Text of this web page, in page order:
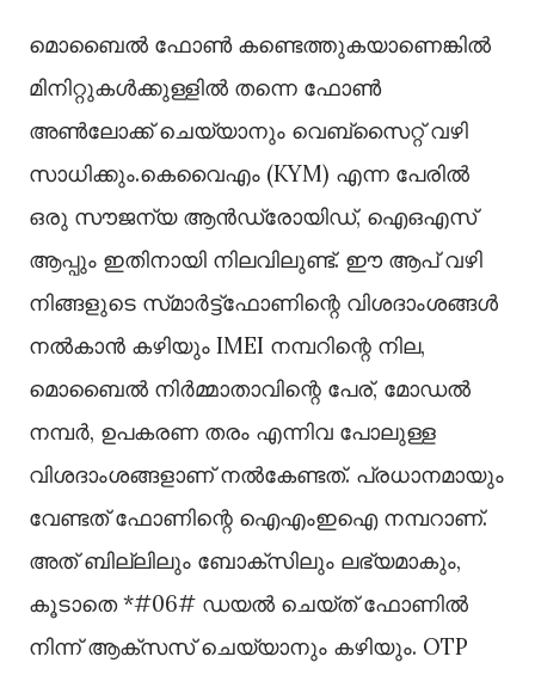
മൊബൈൽ ഫോൺ കണ്ടെത്തുകയാണെങ്കിൽ
മിനിറ്റുകൾക്കുള്ളിൽ തന്നെ ഫോൺ
അൺലോക്ക് ചെയ്യാനും വെബ്‌സൈറ്റ് വഴി
സാധിക്കും.കെവൈഎം (KYM) എന്ന പേരിൽ
ഒരു സൗജന്യ ആൻഡ്രോയിഡ്, ഐഒഎസ്‌
ആപ്പും ഇതിനായി നിലവിലുണ്ട്. ഈ ആപ് വഴി
നിങ്ങളുടെ സ്‌മാർട്ട്‌ഫോണിന്റെ വിശദാംശങ്ങൾ
നൽകാൻ കഴിയും IMEI നമ്പറിന്റെ നില,
മൊബൈൽ നിർമ്മാതാവിന്റെ പേര്, മോഡൽ
നമ്പർ, ഉപകരണ തരം എന്നിവ പോലുള്ള
വിശദാംശങ്ങളാണ് നൽകേണ്ടത്. പ്രധാനമായും
വേണ്ടത് ഫോണിന്റെ ഐഎംഇഐ നമ്പറാണ്.
അത് ബില്ലിലും ബോക്സിലും ലഭ്യമാകും,
കൂടാതെ *#06# ഡയൽ ചെയ്‌ത് ഫോണിൽ
നിന്ന് ആക്‌സസ് ചെയ്യാനും കഴിയും. OTP